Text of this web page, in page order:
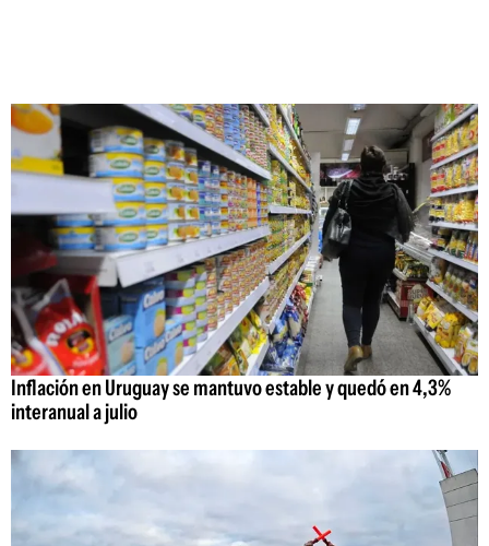
Inflación en Uruguay se mantuvo estable y quedó en 4,3%
interanual a julio